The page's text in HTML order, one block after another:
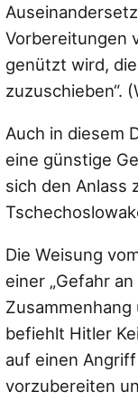
Vorbereitungen
genützt wird,
zuzuschieben“.
Auch in diesem
eine günstige
sich den Anlass
Die Weisung
einer „Gefahr
befiehlt Hitler
auf einen
vorzubereiten